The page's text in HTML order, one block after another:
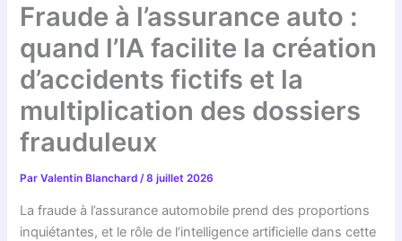
Fraude à l’assurance auto :
quand l’IA facilite la création
d’accidents fictifs et la
multiplication des dossiers
frauduleux
ParValentin Blanchard/8 juillet 2026
La fraude à l’assurance automobile prend des proportions
inquiétantes, et le rôle de l’intelligence artificielle dans cette